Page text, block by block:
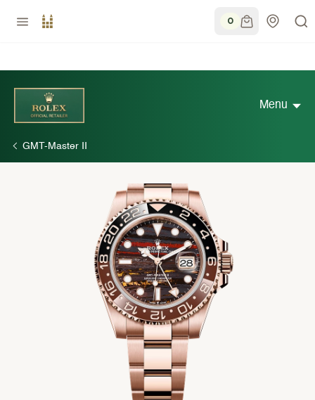
0
Menu
Collection Rolex
Nouveaux modèles 2026
Accessoires Rolex
Savoir-faire horloger
GMT-Master II